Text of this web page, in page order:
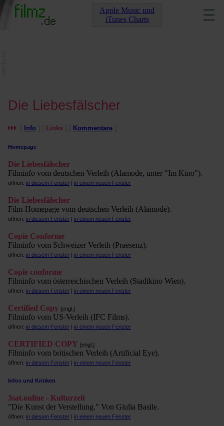
Apple Music und
iTunes Charts
Die Liebesfälscher
Info Links Kommentare
Homepage
Die Liebesfälscher
Filminfo vom deutschen Verleih (Alamode, unter "Im Kino").
öffnen: in diesem Fenster | in einem neuen Fenster
Die Liebesfälscher
Film-Homepage vom deutschen Verleih (Alamode).
öffnen: in diesem Fenster | in einem neuen Fenster
Copie Conforme
Filminfo vom Schweizer Verleih (Praesenz).
öffnen: in diesem Fenster | in einem neuen Fenster
Copie conforme
Filminfo vom österreichischen Verleih (Stadtkino Wien).
öffnen: in diesem Fenster | in einem neuen Fenster
Certified Copy [engl.]
Filminfo vom US-Verleih (IFC Films).
öffnen: in diesem Fenster | in einem neuen Fenster
CERTIFIED COPY [engl.]
Filminfo vom britischen Verleih (Artificial Eye).
öffnen: in diesem Fenster | in einem neuen Fenster
Infos und Kritiken
3sat.online - Kulturzeit
"Die Kunst der Verstellung." Von Giulia Basile.
öffnen: in diesem Fenster | in einem neuen Fenster